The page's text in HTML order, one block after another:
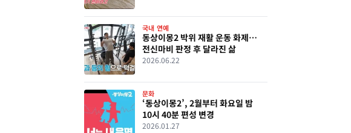
국내 연예
동상이몽2 박위 재활 운동 화제…
전신마비 판정 후 달라진 삶
2026.06.22
문화
‘동상이몽2’, 2월부터 화요일 밤
10시 40분 편성 변경
2026.01.27